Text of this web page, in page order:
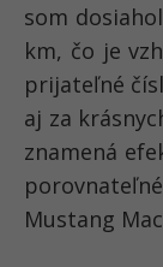
som
km, čo je
prijateľné
aj za
znamená
Mustang